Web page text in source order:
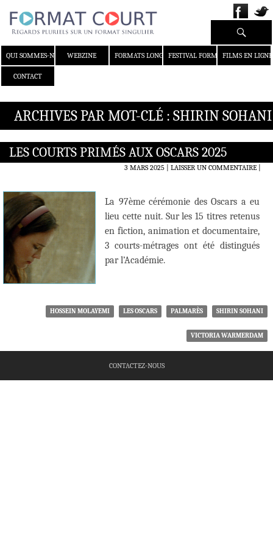
QUI SOMMES-NOUS ?WEBZINE FORMATS LONGS FESTIVAL FORMAT COURT
FILMS EN LIGNE
CONTACT
Recherche
ARCHIVES PAR MOT-CLÉ : SHIRIN SOHANI
LES COURTS PRIMÉS AUX OSCARS 2025
3 MARS 2025 LAISSER UN COMMENTAIRE|
La 97ème cérémonie des Oscars a eu
lieu cette nuit. Sur les 15 titres retenus
en fiction, animation et documentaire,
3 courts-métrages ont été distingués
par l’Académie.
HOSSEIN MOLAYEMI LES OSCARS PALMARÈS SHIRIN SOHANI
VICTORIA WARMERDAM
CONTACTEZ-NOUS